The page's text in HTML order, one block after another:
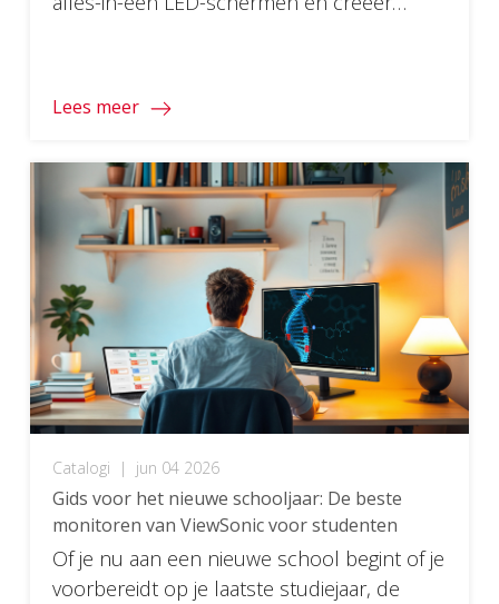
Lees meer
Catalogi | jun 04 2026
Gids voor het nieuwe schooljaar: De beste
monitoren van ViewSonic voor studenten
Of je nu aan een nieuwe school begint of je
voorbereidt op je laatste studiejaar, de